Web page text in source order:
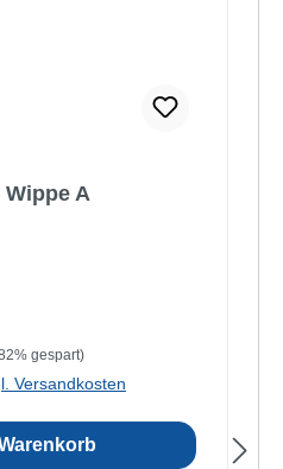
A
gespart)
Versandkosten